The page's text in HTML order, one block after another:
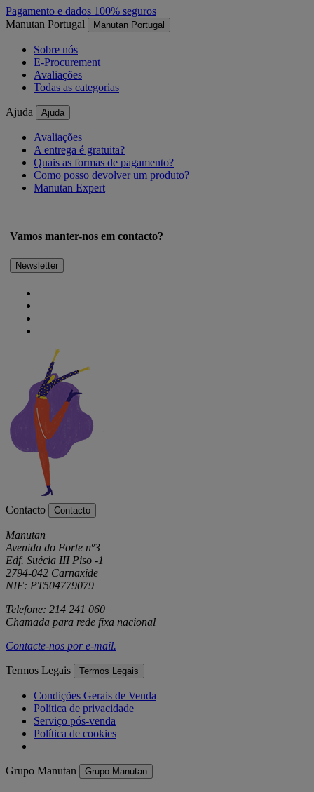
Pagamento e dados 100% seguros
Manutan Portugal
Manutan Portugal
Sobre nós
E-Procurement
Avaliações
Todas as categorias
Ajuda Ajuda
Avaliações
A entrega é gratuita?
Quais as formas de pagamento?
Como posso devolver um produto?
Manutan Expert
Vamos manter-nos em contacto?
Newsletter
Contacto Contacto
Manutan
Avenida do Forte nº3
Edf. Suécia III Piso -1
2794-042 Carnaxide
NIF: PT504779079
Telefone: 214 241 060
Chamada para rede fixa nacional
Contacte-nos pore-mail.
Termos Legais Termos Legais
Condições Gerais de Venda
Política de privacidade
Serviço pós-venda
Política de cookies
Grupo Manutan Grupo Manutan